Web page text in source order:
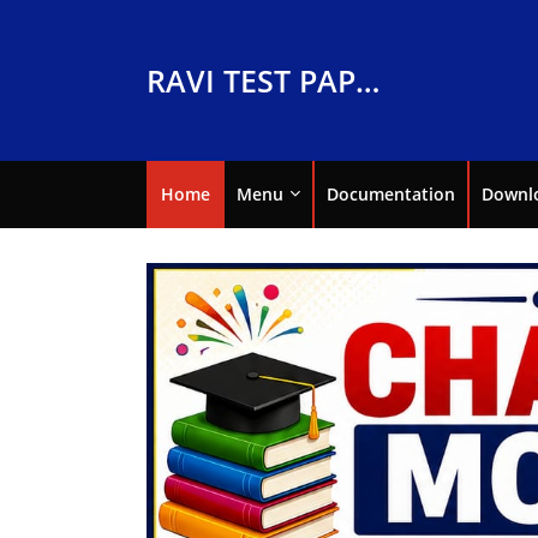
RAVI TEST PAPERS
Home Menu Documentation